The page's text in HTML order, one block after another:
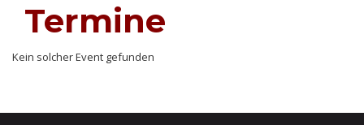
Termine
Kein solcher Event gefunden